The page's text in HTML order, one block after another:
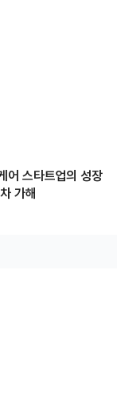
어 스타트업의 성장
가해